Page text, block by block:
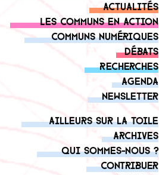
Actualités
Les communs en action
Communs numériques
Débats
Recherches
Agenda
Newsletter
Ailleurs sur la toile
Archives
Qui sommes-nous ?
Contribuer